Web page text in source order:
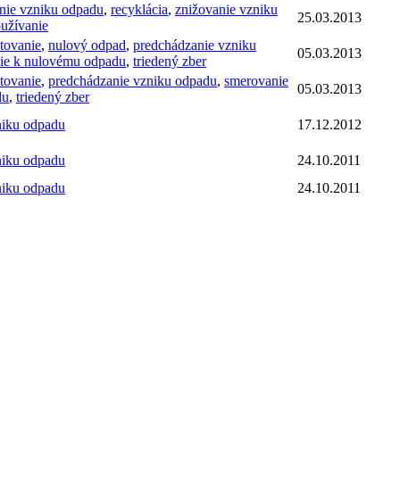
vzniku odpadu, recyklácia, znižovanie vzniku
25.03.2013
, nulový odpad, predchádzanie vzniku
k nulovému odpadu, triedený zber
05.03.2013
, predchádzanie vzniku odpadu, smerovanie
, triedený zber
05.03.2013
odpadu 17.12.2012
odpadu
24.10.2011
odpadu 24.10.2011